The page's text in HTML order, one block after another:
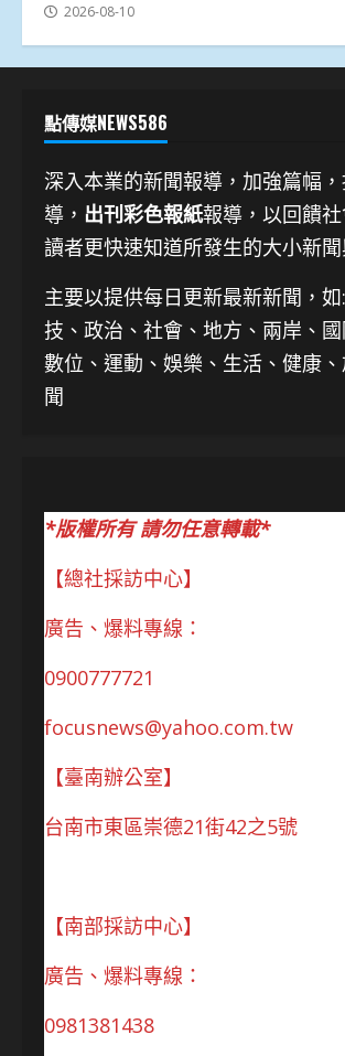
2026-08-10
點傳媒NEWS586
深入本業的新聞報導，加強篇幅
導， 出刊彩色報紙報導，以回饋
讀者更快速知道所發生的大小新聞
主要以提供每日更新最新新聞 ，
技、 政治、社會、地方、兩岸、國
數位、運動、娛樂、生活、健康
聞
*版權所有 請勿任意轉載*
【總社採訪中心】
廣告、爆料專線：
0900777721
focusnews@yahoo.com.tw
【臺南辦公室】
台南市東區崇德21街42之5號
【南部採訪中心】
廣告、爆料專線：
0981381438